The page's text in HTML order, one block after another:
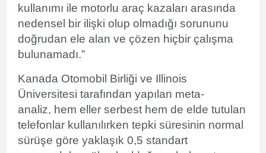
kullanımı ile motorlu araç kazaları arasında
nedensel bir ilişki olup olmadığı sorununu
doğrudan ele alan ve çözen hiçbir çalışma
bulunamadı.”
Kanada Otomobil Birliği ve Illinois
Üniversitesi tarafından yapılan meta-
analiz, hem eller serbest hem de elde tutulan
telefonlar kullanılırken tepki süresinin normal
sürüşe göre yaklaşık 0,5 standart